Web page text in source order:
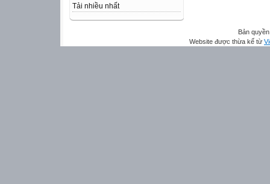
Tải nhiều nhất
Bản
Website được thừa kế từ